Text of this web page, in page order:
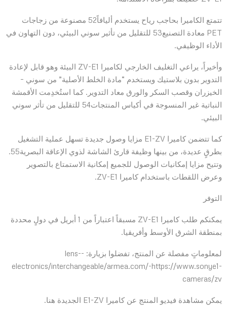
تتمتع الكاميرا بحاجب رياح يستخدم أليافاً52 مصنوعة من زجاجات
PET معادة التصنيع53 للتقليل من تأثير سوني البيئي، دون التهاون في
الأداء الوظيفي.
وأخيراً، يراعي التغليف الخارجي لكاميرا ZV-E1 البيئة وهو قابل لإعادة
التدوير بدون بلاستيك ويستخدم “مادة الخلط الأصلية” من سوني –
الخيزران وقصب السكر والورق معاد التدوير. كما استُخدِمت الأقمشة
النباتية غير المنسوجة في أكياس المنتجات54 للتقليل من تأثر سوني
البيئي.
كما تتضمن كاميرا E1-ZV مزايا وصول جديدة تسهل عملية التشغيل
وتتيح مزايا إمكانيات الوصول للجميع إمكانية الاستمتاع بالتصوير
وعرض اللقطات باستخدام كاميرا ZV-E1.
التوفر
يمكنكم طلب كاميرا ZV-E1 مسبقاً اعتباراً من 1 أبريل في دولٍ محددة
بمنطقة الشرق الأوسط وأفريقيا.
لمعلوماتٍ مفصلة عن المنتج، تفضلوا بزيارة: -lens-
electronics/interchangeable/armea.com/-https://www.sonye1-
cameras/zv
يمكن مشاهدة فيديو المنتج عن كاميرا E1-ZV الجديدة هنا.